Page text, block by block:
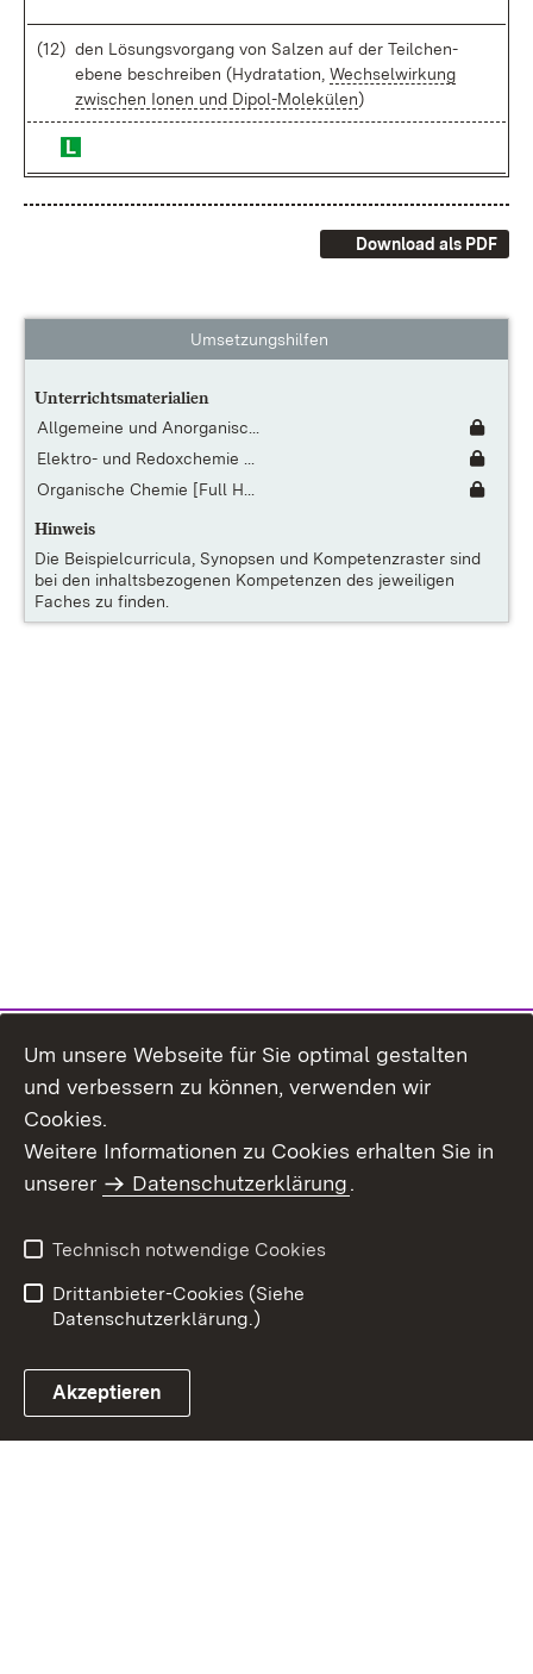
(12) den Lö­sungs­vor­gang von Sal­zen auf der Teil­chen­
ebe­ne be­schrei­ben (Hy­drata­ti­on, Wech­sel­wir­kung
zwi­schen Io­nen und Di­pol-Mo­le­kü­len)
Download als PDF
Umsetzungshilfen
Unterrichtsmaterialien
Allgemeine und Anorganisc...
Elektro- und Redoxchemie ...
Organische Chemie [Full H...
Hinweis
Die Beispielcurricula, Synopsen und Kompetenzraster sind
bei den inhaltsbezogenen Kompetenzen des jeweiligen
Faches zu finden.
Um unsere Webseite für Sie optimal gestalten
und verbessern zu können, verwenden wir
Cookies.
Weitere Informationen zu Cookies erhalten Sie in
unserer
Datenschutzerklärung.
Technisch notwendige Cookies
Drittanbieter-Cookies (Siehe
Datenschutzerklärung.)
Akzeptieren